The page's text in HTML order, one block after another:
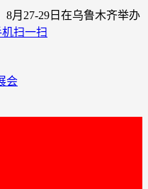
8月27-29日在乌鲁木齐举办
扫一扫
会